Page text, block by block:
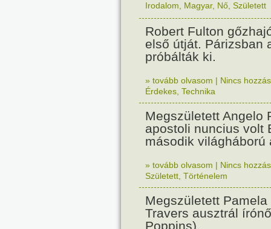
Irodalom
Magyar, Nő Született
Robert Fulton
első útját. Párizsban
próbálták ki.
» tovább olvasom | Nincs
Érdekes Technika
Megszületett Angelo
apostoli nuncius volt
második világháború
» tovább olvasom | Nincs
Született Történelem
Megszületett Pamela
Travers ausztrál
Poppins).